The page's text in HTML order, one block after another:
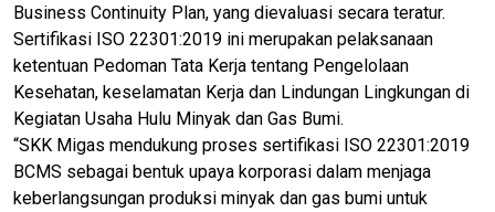
Business Continuity Plan, yang dievaluasi secara teratur.
Sertifikasi ISO 22301:2019 ini merupakan pelaksanaan
ketentuan Pedoman Tata Kerja tentang Pengelolaan
Kesehatan, keselamatan Kerja dan Lindungan Lingkungan di
Kegiatan Usaha Hulu Minyak dan Gas Bumi.
“SKK Migas mendukung proses sertifikasi ISO 22301:2019
BCMS sebagai bentuk upaya korporasi dalam menjaga
keberlangsungan produksi minyak dan gas bumi untuk